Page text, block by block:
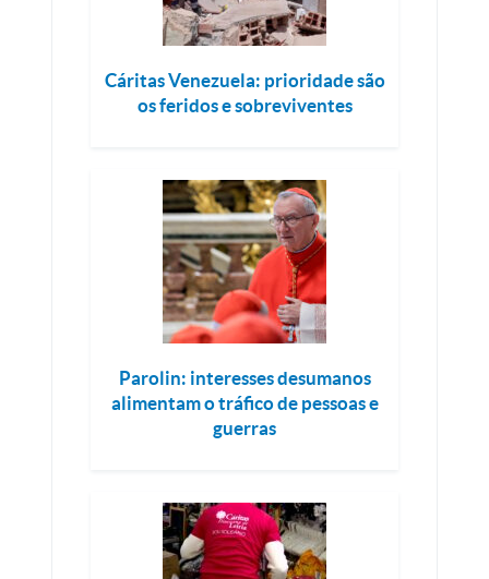
Cáritas Venezuela: prioridade são
os feridos e sobreviventes
Parolin: interesses desumanos
alimentam o tráfico de pessoas e
guerras